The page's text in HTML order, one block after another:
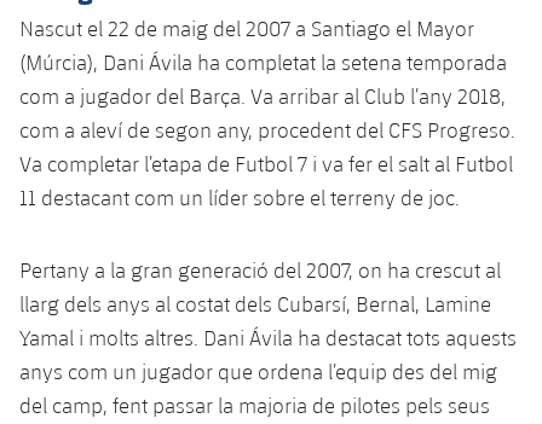
Nascut el 22 de maig del 2007 a Santiago el Mayor
(Múrcia), Dani Ávila ha completat la setena temporada
com a jugador del Barça. Va arribar al Club l’any 2018,
com a aleví de segon any, procedent del CFS Progreso.
Va completar l’etapa de Futbol 7 i va fer el salt al Futbol
11 destacant com un líder sobre el terreny de joc.
Pertany a la gran generació del 2007, on ha crescut al
llarg dels anys al costat dels Cubarsí, Bernal, Lamine
Yamal i molts altres. Dani Ávila ha destacat tots aquests
anys com un jugador que ordena l’equip des del mig
del camp, fent passar la majoria de pilotes pels seus